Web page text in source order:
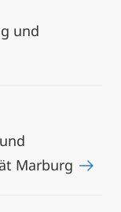
und
Marburg